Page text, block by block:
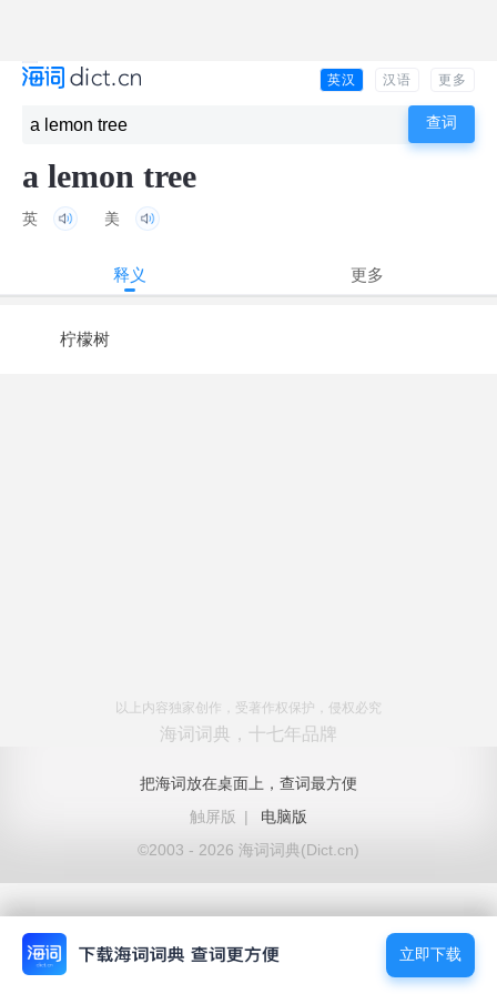
英汉 汉语 更多
a lemon tree
英 美
释义 更多
柠檬树
以上内容独家创作，受著作权保护，侵权必究
海词词典，十七年品牌
把海词放在桌面上，查词最方便
触屏版
|
电脑版
©2003 - 2026 海词词典(Dict.cn)
立即下载
立即下载